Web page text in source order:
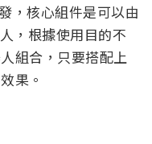
，核心組件是可以由
，根據使用目的不
組合，只要搭配上
果。